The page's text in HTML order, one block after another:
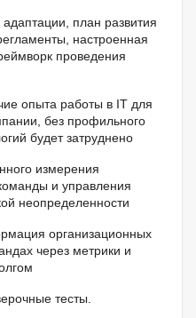
план развития
настроенная
проведения
опыта работы в IT для
без профильного
будет затруднено
измерения
и управления
неопределенности
организационных
через метрики и
тесты.